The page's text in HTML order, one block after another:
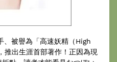
、被譽為「高速妖精（High
出生涯首部著作！正因為現